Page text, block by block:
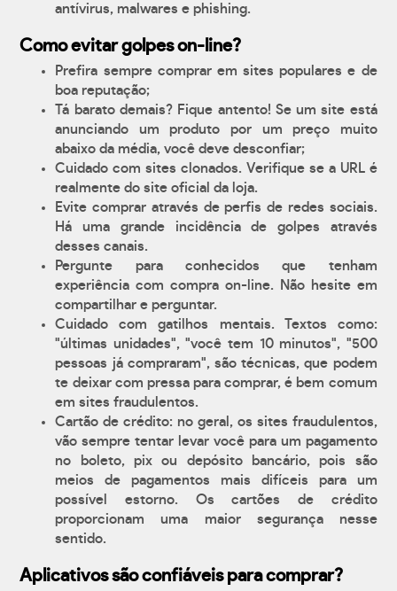
antívirus, malwares e phishing.
Como evitar golpes on-line?
Prefira sempre comprar em sites populares e de
boa reputação;
Tá barato demais? Fique antento! Se um site está
anunciando um produto por um preço muito
abaixo da média, você deve desconfiar;
Cuidado com sites clonados. Verifique se a URL é
realmente do site oficial da loja.
Evite comprar através de perfis de redes sociais.
Há uma grande incidência de golpes através
desses canais.
Pergunte para conhecidos que tenham
experiência com compra on-line. Não hesite em
compartilhar e perguntar.
Cuidado com gatilhos mentais. Textos como:
"últimas unidades", "você tem 10 minutos", "500
pessoas já compraram", são técnicas, que podem
te deixar com pressa para comprar, é bem comum
em sites fraudulentos.
Cartão de crédito: no geral, os sites fraudulentos,
vão sempre tentar levar você para um pagamento
no boleto, pix ou depósito bancário, pois são
meios de pagamentos mais difíceis para um
possível estorno. Os cartões de crédito
proporcionam uma maior segurança nesse
sentido.
Aplicativos são confiáveis para comprar?